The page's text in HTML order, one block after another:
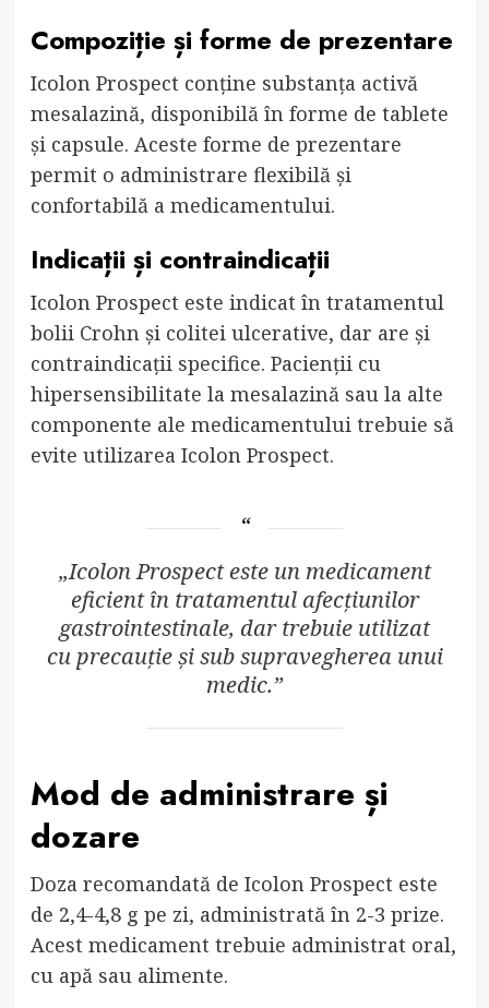
Compoziție și forme de prezentare
Icolon Prospect conține substanța activă
mesalazină, disponibilă în forme de tablete
și capsule. Aceste forme de prezentare
permit o administrare flexibilă și
confortabilă a medicamentului.
Indicații și contraindicații
Icolon Prospect este indicat în tratamentul
bolii Crohn și colitei ulcerative, dar are și
contraindicații specifice. Pacienții cu
hipersensibilitate la mesalazină sau la alte
componente ale medicamentului trebuie să
evite utilizarea Icolon Prospect.
„Icolon Prospect este un medicament
eficient în tratamentul afecțiunilor
gastrointestinale, dar trebuie utilizat
cu precauție și sub supravegherea unui
medic.”
Mod de administrare și
dozare
Doza recomandată de Icolon Prospect este
de 2,4-4,8 g pe zi, administrată în 2-3 prize.
Acest medicament trebuie administrat oral,
cu apă sau alimente.